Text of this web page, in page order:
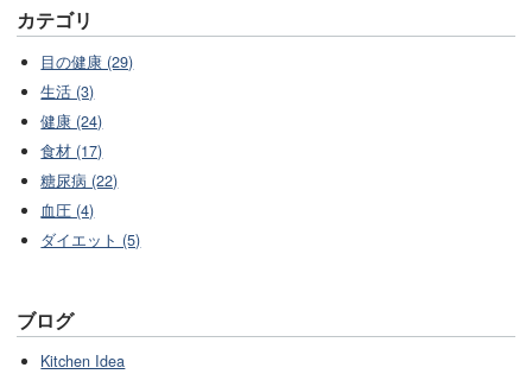
カテゴリ
目の健康 (29)
生活 (3)
健康 (24)
食材 (17)
糖尿病 (22)
血圧 (4)
ダイエット (5)
ブログ
Kitchen Idea